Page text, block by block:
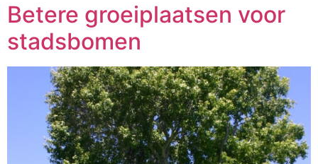
Betere groeiplaatsen voor
stadsbomen